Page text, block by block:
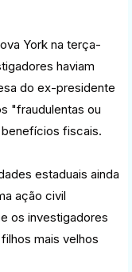
York na terça-
haviam
do ex-presidente
"fraudulentas ou
fiscais.
estaduais ainda
ação civil
os investigadores
mais velhos